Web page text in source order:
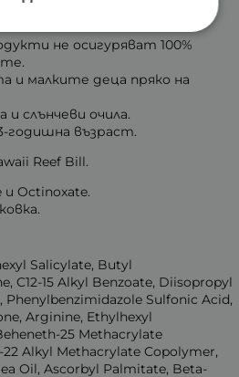
продукти, е сериозна
не осигуряват 100%
и малките деца пряко на
слънчеви очила.
годишна възраст.
Reef Bill.
Octinoxate.
Salicylate, Butyl
C12-15 Alkyl Benzoate, Diisopropyl
Phenylbenzimidazole Sulfonic Acid,
Arginine, Ethylhexyl
25 Methacrylate
Alkyl Methacrylate Copolymer,
Oil, Ascorbyl Palmitate, Beta-